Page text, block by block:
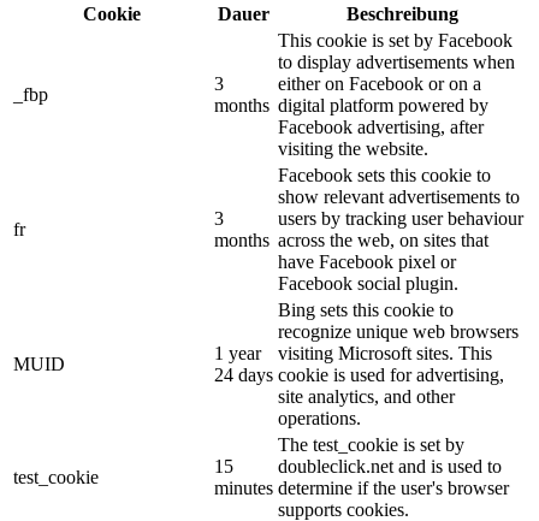
Cookie
Dauer Beschreibung
_fbp
3
months
This cookie is set by Facebook
to display advertisements when
either on Facebook or on a
digital platform powered by
Facebook advertising, after
visiting the website.
fr
3
months
Facebook sets this cookie to
show relevant advertisements to
users by tracking user behaviour
across the web, on sites that
have Facebook pixel or
Facebook social plugin.
MUID
1 year
24 days
Bing sets this cookie to
recognize unique web browsers
visiting Microsoft sites. This
cookie is used for advertising,
site analytics, and other
operations.
test_cookie
15
minutes
The test_cookie is set by
doubleclick.net and is used to
determine if the user's browser
supports cookies.